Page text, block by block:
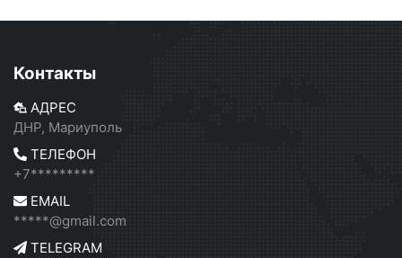
Контакты
АДРЕС
ДНР, Мариуполь
ТЕЛЕФОН
+7*********
EMAIL
*****@gmail.com
TELEGRAM